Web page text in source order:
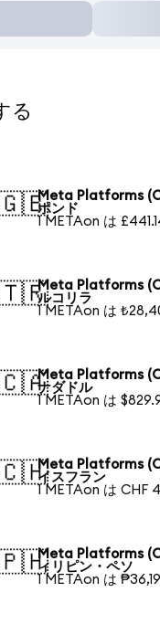
る
Meta Platforms
ポンド
1 METAon は
Meta Platforms
ルコリラ
1 METAon は
Meta Platforms
ナダドル
1 METAon は
Meta Platforms
イスフラン
1 METAon は CHF
Meta Platforms
ィリピン・ペソ
1 METAon は